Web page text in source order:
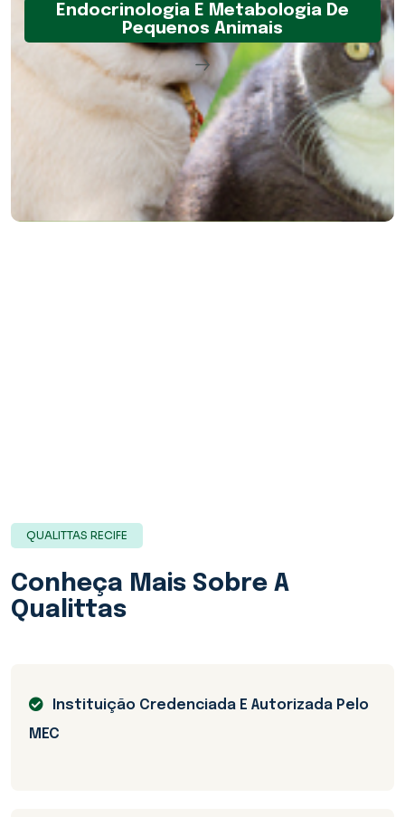
Endocrinologia E Metabologia De
Pequenos Animais
QUALITTAS RECIFE
Conheça Mais Sobre A
Qualittas
Instituição Credenciada E Autorizada Pelo
MEC